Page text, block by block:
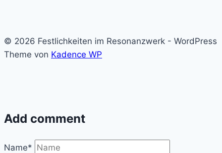
© 2026 Festlichkeiten im Resonanzwerk - WordPress
Theme von Kadence WP
Add comment
Name*